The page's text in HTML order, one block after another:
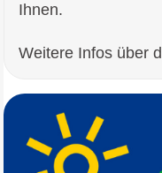
Ihnen.
Weitere Infos über